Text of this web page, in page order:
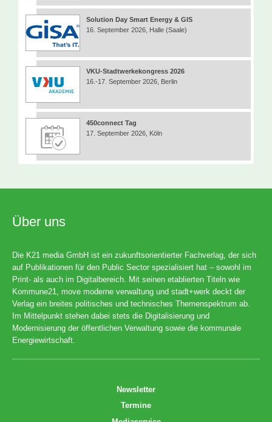
Solution Day Smart Energy & GIS
16. September 2026, Halle (Saale)
VKU-Stadtwerkekongress 2026
16.-17. September 2026, Berlin
450connect Tag
17. September 2026, Köln
Über uns
Die K21 media GmbH ist ein zukunftsorientierter Fachverlag, der sich
auf Publikationen für den Public Sector spezialisiert hat – sowohl im
Print- als auch im Digitalbereich. Mit seinen etablierten Titeln wie
Kommune21, move moderne verwaltung und stadt+werk deckt der
Verlag ein breites politisches und technisches Themenspektrum ab.
Im Mittelpunkt stehen dabei stets die Digitalisierung und
Modernisierung der öffentlichen Verwaltung sowie die kommunale
Energiewirtschaft.
Newsletter
Termine